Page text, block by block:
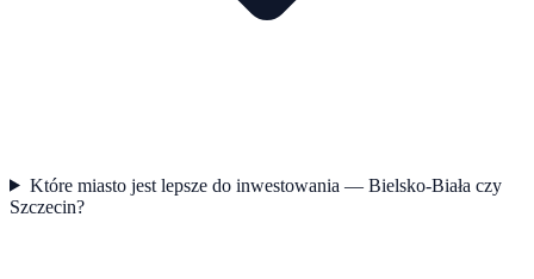
Które miasto jest lepsze do inwestowania — Bielsko-Biała czy
Szczecin?